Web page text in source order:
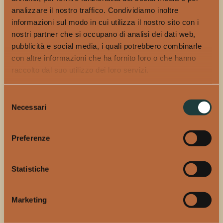
analizzare il nostro traffico. Condividiamo inoltre
informazioni sul modo in cui utilizza il nostro sito con i
nostri partner che si occupano di analisi dei dati web,
pubblicità e social media, i quali potrebbero combinarle
con altre informazioni che ha fornito loro o che hanno
raccolto dal suo utilizzo dei loro servizi.
delNecessari
Preferenze
Statistiche
Marketing
Cosa tiriamo fuori da tutto questo discorso?Più che novità
abbiamo qualche conferma:
1)Bere continua a fare male e portare l’attenzione sulla
questione è sempre d’aiuto.
3) È probabile che l’anno prossimo metà delle persone che
“x” per il #dryjan si metteranno a fare altro, magari il Veganuary,